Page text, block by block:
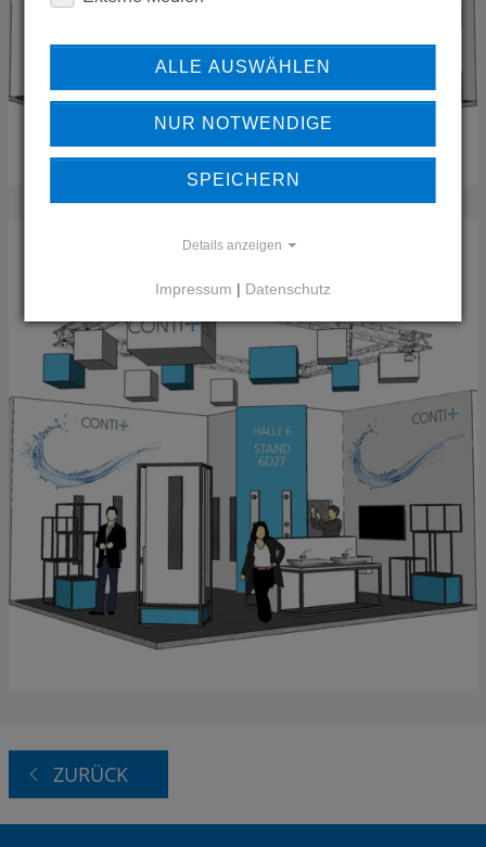
ZURÜCK
ALLE AUSWÄHLEN
NUR NOTWENDIGE
SPEICHERN
Details anzeigen
Impressum | Datenschutz